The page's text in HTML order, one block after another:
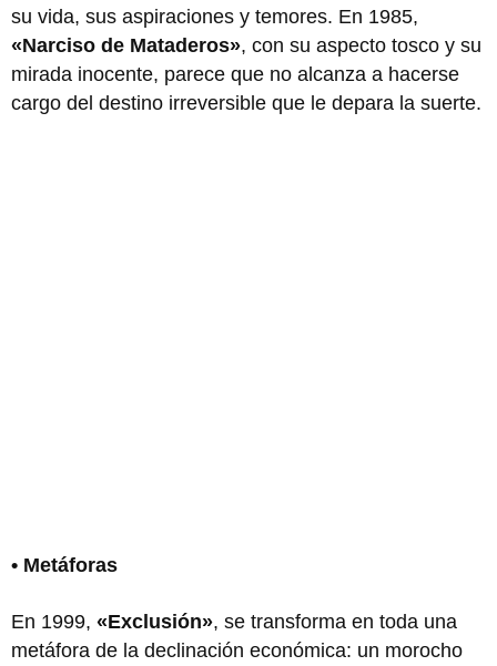
su vida, sus aspiraciones y temores. En 1985,
«Narciso de Mataderos», con su aspecto tosco y su
mirada inocente, parece que no alcanza a hacerse
cargo del destino irreversible que le depara la suerte.
• Metáforas
En 1999, «Exclusión», se transforma en toda una
metáfora de la declinación económica: un morocho